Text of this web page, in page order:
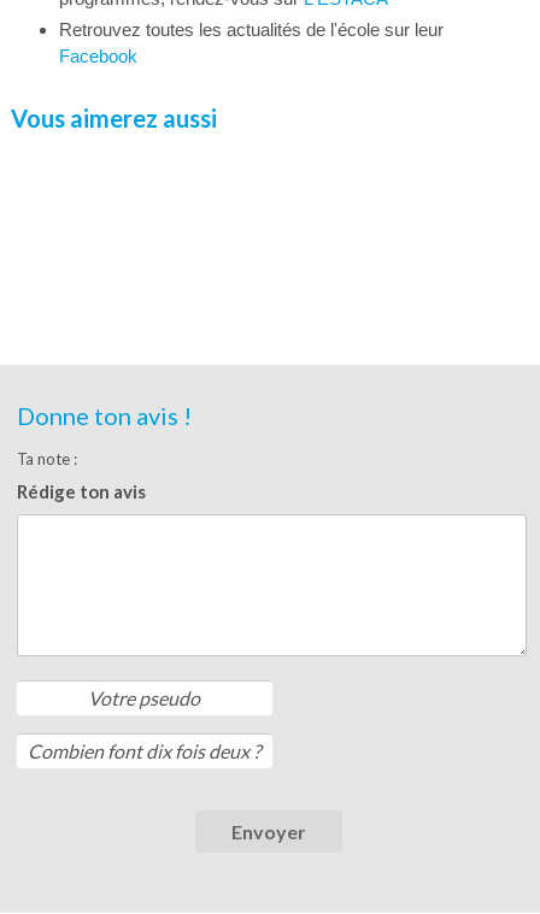
Retrouvez toutes les actualités de l'école sur leur
Facebook
Vous aimerez aussi
Donne ton avis !
Ta note :
Rédige ton avis